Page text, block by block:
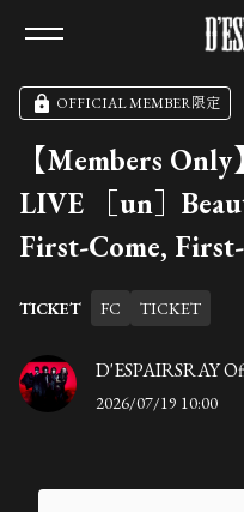
OFFICIAL MEMBER限定
【Members
LIVE ［un］
First-Come,
TICKET FC TICKET
D'ESPAIRSRAY
2026/07/19 10:00